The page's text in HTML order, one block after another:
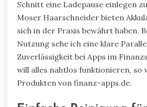
Schnitt eine Ladepause einlegen
Moser Haarschneider bieten
sich in der Praxis bewährt haben.
Nutzung sehe ich eine klare
Zuverlässigkeit bei Apps im
will alles nahtlos funktionieren, so
Produkten von finanz-apps.de.